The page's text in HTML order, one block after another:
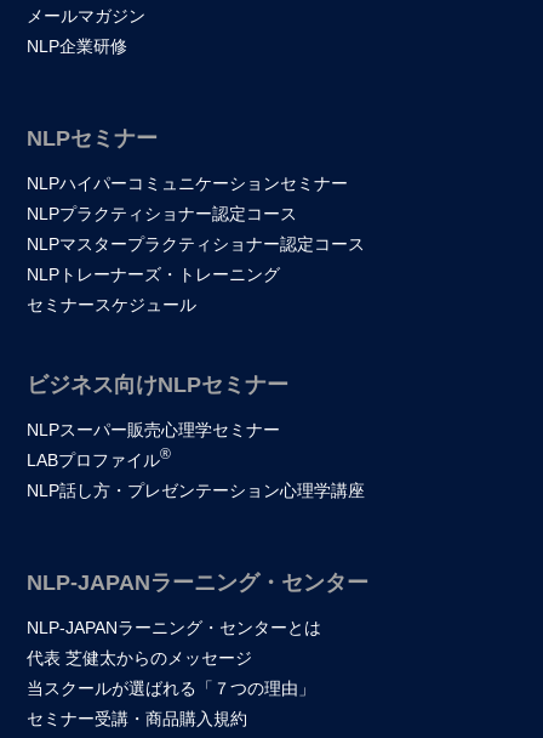
メールマガジン
NLP企業研修
NLPセミナー
NLPハイパーコミュニケーションセミナー
NLPプラクティショナー認定コース
NLPマスタープラクティショナー認定コース
NLPトレーナーズ・トレーニング
セミナースケジュール
ビジネス向けNLPセミナー
NLPスーパー販売心理学セミナー
LABプロファイル®
NLP話し方・プレゼンテーション心理学講座
NLP-JAPANラーニング・センター
NLP-JAPANラーニング・センターとは
代表 芝健太からのメッセージ
当スクールが選ばれる「７つの理由」
セミナー受講・商品購入規約